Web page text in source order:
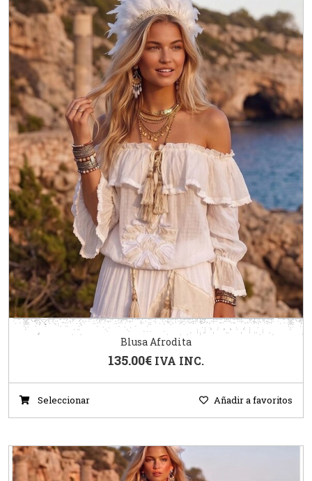
Blusa Afrodita
135.00€ IVA INC.
Seleccionar Añadir a favoritos